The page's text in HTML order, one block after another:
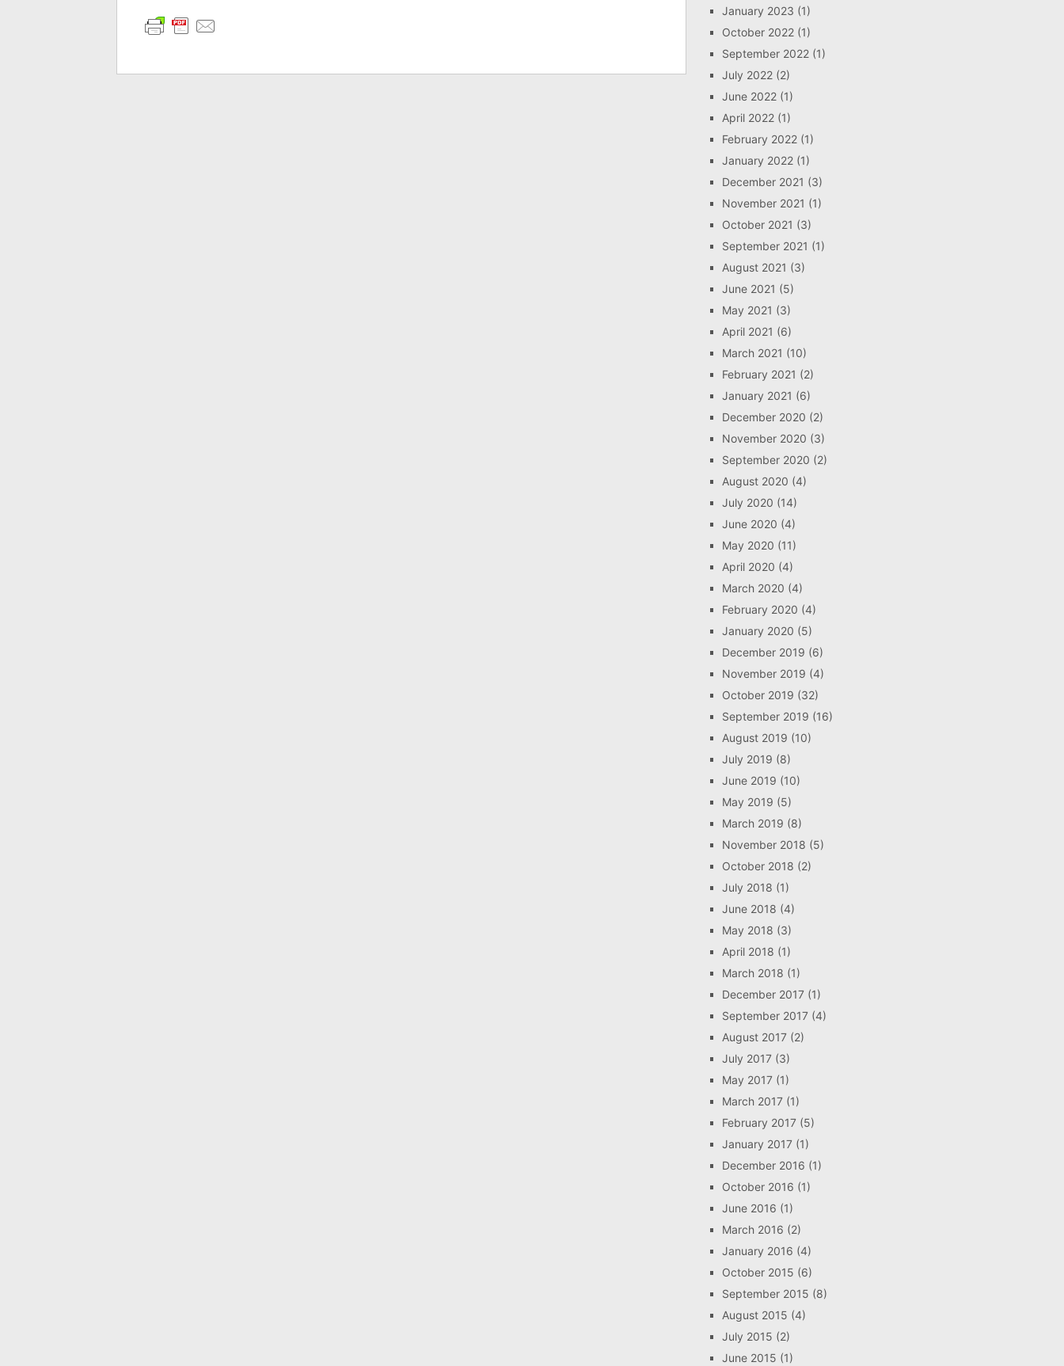
January 2023 (1)
October 2022 (1)
September 2022 (1)
July 2022 (2)
June 2022 (1)
April 2022 (1)
February 2022 (1)
January 2022 (1)
December 2021 (3)
November 2021 (1)
October 2021 (3)
September 2021 (1)
August 2021 (3)
June 2021 (5)
May 2021 (3)
April 2021 (6)
March 2021 (10)
February 2021 (2)
January 2021 (6)
December 2020 (2)
November 2020 (3)
September 2020 (2)
August 2020 (4)
July 2020 (14)
June 2020 (4)
May 2020 (11)
April 2020 (4)
March 2020 (4)
February 2020 (4)
January 2020 (5)
December 2019 (6)
November 2019 (4)
October 2019 (32)
September 2019 (16)
August 2019 (10)
July 2019 (8)
June 2019 (10)
May 2019 (5)
March 2019 (8)
November 2018 (5)
October 2018 (2)
July 2018 (1)
June 2018 (4)
May 2018 (3)
April 2018 (1)
March 2018 (1)
December 2017 (1)
September 2017 (4)
August 2017 (2)
July 2017 (3)
May 2017 (1)
March 2017 (1)
February 2017 (5)
January 2017 (1)
December 2016 (1)
October 2016 (1)
June 2016 (1)
March 2016 (2)
January 2016 (4)
October 2015 (6)
September 2015 (8)
August 2015 (4)
July 2015 (2)
June 2015 (1)